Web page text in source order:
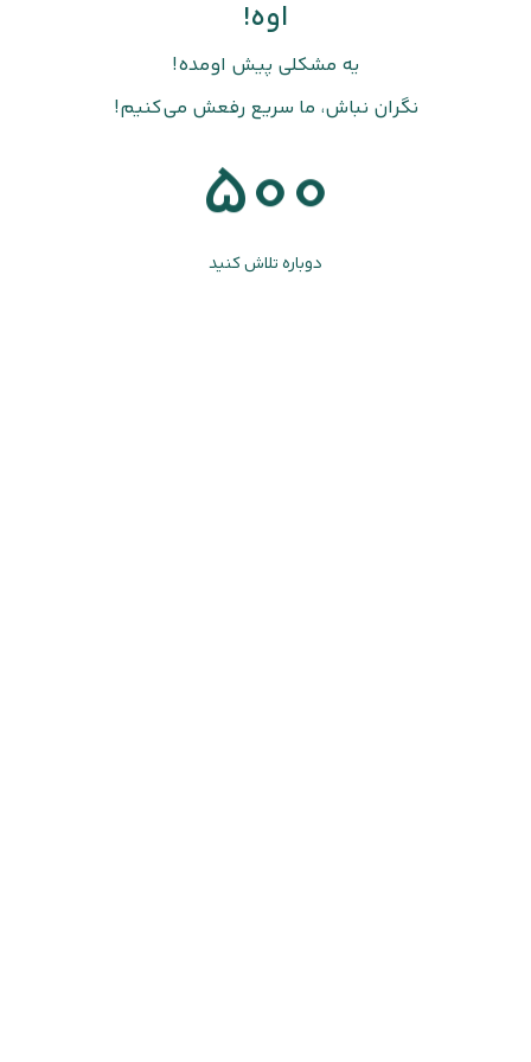
اوه!
یه مشکلی پیش اومده!
نگران نباش، ما سریع رفعش می‌کنیم!
500
دوباره تلاش کنید